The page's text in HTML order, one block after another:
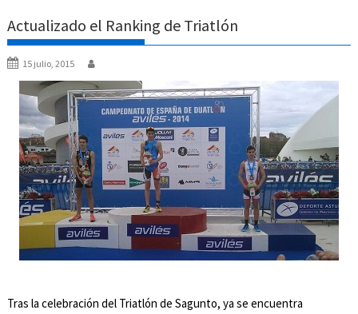
Actualizado el Ranking de Triatlón
15 julio, 2015
Tras la celebración del Triatlón de Sagunto, ya se encuentra